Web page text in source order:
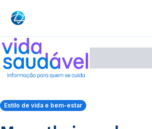
Estilo de vida e bem-estar